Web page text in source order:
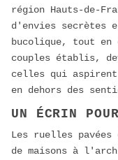
région Hauts-de-
d'envies secrètes
bucolique, tout en
couples établis,
celles qui aspirent
en dehors des
UN ÉCRIN
Les ruelles pavées
de maisons à